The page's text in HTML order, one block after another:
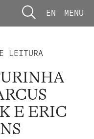
EN MENU
LEITURA
E ERIC